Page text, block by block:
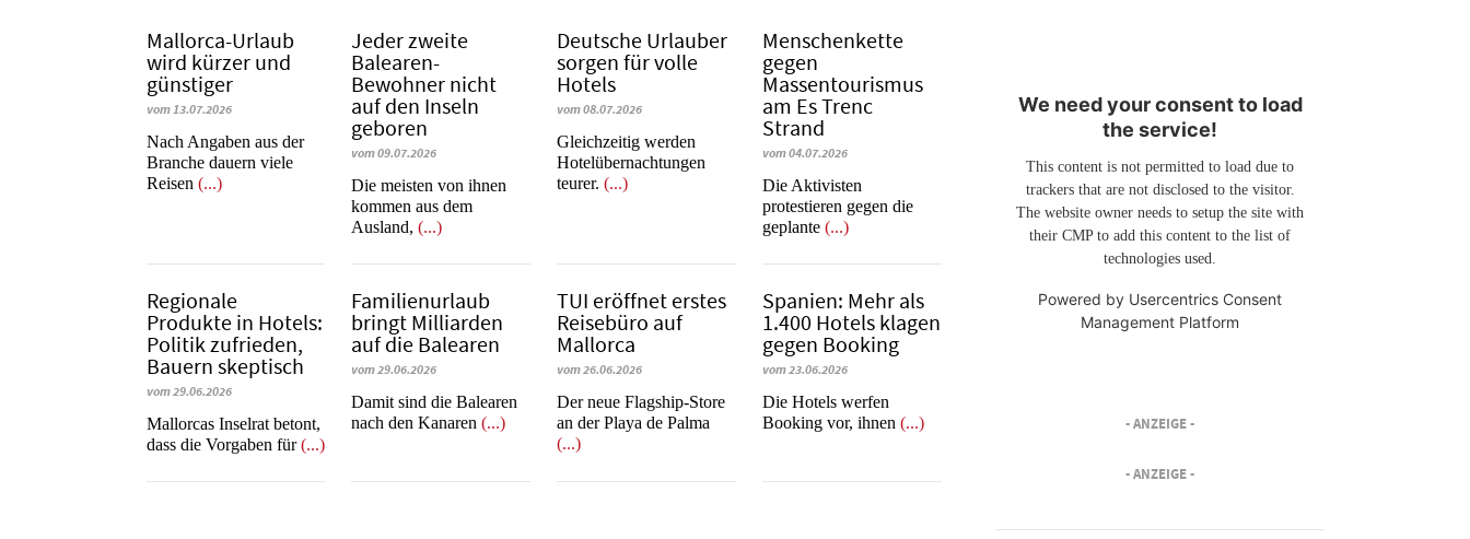
Mallorca-Urlaub
wird kürzer und
günstiger
vom 13.07.2026
Nach Angaben aus der
Branche dauern viele
Reisen (...)
Jeder zweite
Balearen-
Bewohner nicht
auf den Inseln
geboren
vom 09.07.2026
Die meisten von ihnen
kommen aus dem
Ausland,(...)
Deutsche Urlauber
sorgen für volle
Hotels
vom 08.07.2026
Gleichzeitig werden
Hotelübernachtungen
teurer.(...)
Menschenkette
gegen
Massentourismus
am Es Trenc
Strand
vom 04.07.2026
Die Aktivisten
protestieren gegen die
geplante(...)
Regionale
Produkte in Hotels:
Politik zufrieden,
Bauern skeptisch
vom 29.06.2026
Mallorcas Inselrat betont,
dass die Vorgaben für(...)
Familienurlaub
bringt Milliarden
auf die Balearen
vom 29.06.2026
​​​​​​​Damit sind die Balearen
nach den Kanaren(...)
TUI eröffnet erstes
Reisebüro auf
Mallorca
vom 26.06.2026
Der neue Flagship-Store
an der Playa de Palma
(...)
Spanien: Mehr als
1.400 Hotels klagen
gegen Booking
vom 23.06.2026
​​​​​​​Die Hotels werfen
Booking vor, ihnen(...)
We need your consent to load
the service!
This content is not permitted to load due to
trackers that are not disclosed to the visitor.
The website owner needs to setup the site with
their CMP to add this content to the list of
technologies used.
Powered by Usercentrics Consent
Management Platform
- ANZEIGE -
- ANZEIGE -